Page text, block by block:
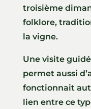
troisième
folklore,
la vigne.
Une visite
permet aussi
fonctionnait
lien entre ce